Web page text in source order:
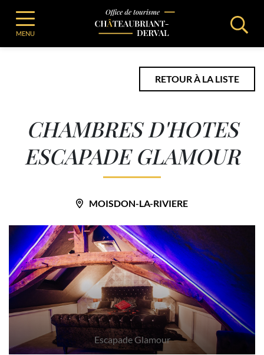
contenu
MENU Office de Tourisme - Châteaubriant-
Office de Tourisme de Chateaubriant
Offre touristique
CHAMBRES D’HOTES ESCAPADE GLAMOUR
RETOUR À LA LISTE
CHAMBRES D'HOTES
ESCAPADE GLAMOUR
MOISDON-LA-RIVIERE
Escapade Glamour